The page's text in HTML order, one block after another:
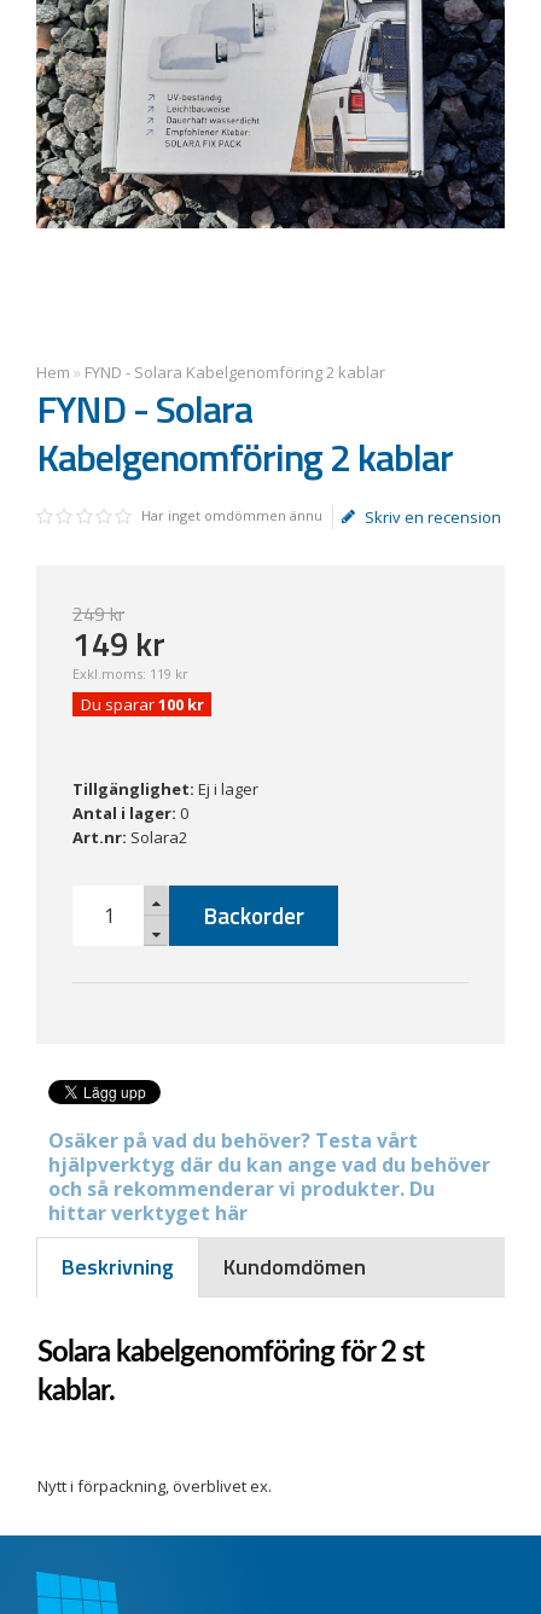
Hem » FYND - Solara Kabelgenomföring 2 kablar
FYND - Solara
Kabelgenomföring 2 kablar
Har inget omdömmen ännu Skriv en recension
249kr
149 kr
Exkl.moms: 119 kr
Du sparar100 kr
Tillgänglighet: Ej i lager
Antal i lager: 0
Art.nr: Solara2
Backorder
Osäker på vad du behöver? Testa vårt
hjälpverktyg där du kan ange vad du behöver
och så rekommenderar vi produkter. Du
hittar verktyget här
Beskrivning Kundomdömen
Solara kabelgenomföring för 2 st
kablar.
Nytt i förpackning, överblivet ex.